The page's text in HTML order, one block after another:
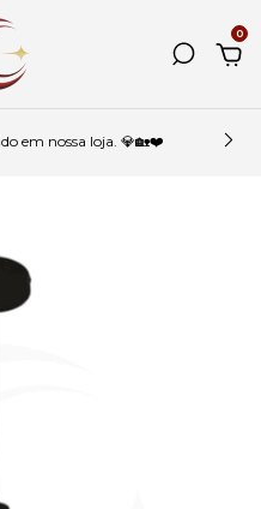
0
em nossa loja. 💎🏡❤️